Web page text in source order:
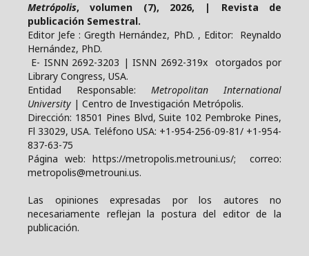
Metrópolis, volumen (7), 2026, | Revista de
publicación Semestral.
Editor Jefe : Gregth Hernández, PhD. , Editor: Reynaldo
Hernández, PhD.
E- ISNN 2692-3203 | ISNN 2692-319x otorgados por
Library Congress, USA.
Entidad Responsable: Metropolitan International
University | Centro de Investigación Metrópolis.
Dirección: 18501 Pines Blvd, Suite 102 Pembroke Pines,
Fl 33029, USA. Teléfono USA: +1-954-256-09-81/ +1-954-
837-63-75
Página web: https://metropolis.metrouni.us/; correo:
metropolis@metrouni.us.
Las opiniones expresadas por los autores no
necesariamente reflejan la postura del editor de la
publicación.